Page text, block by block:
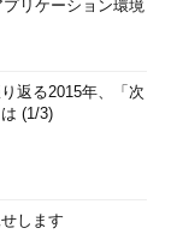
リケーション環境
返る2015年、「次
(1/3)
します